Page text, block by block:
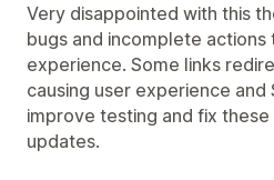
Very disappointed with this
bugs and incomplete
experience. Some links
causing user experience and
improve testing and fix these
updates.